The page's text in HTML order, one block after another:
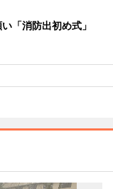
い「消防出初め式」